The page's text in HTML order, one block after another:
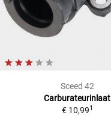
Sceed 42
Carburateurinlaat
€ 10,991